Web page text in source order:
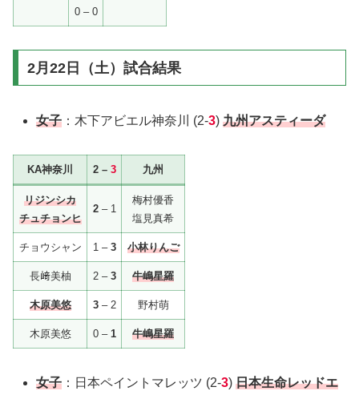
0 – 0
2月22日（土）試合結果
女子 ：木下アビエル神奈川 (2-3)九州アスティーダ
KA神奈川 2 – 3 九州
リジンシカ
チュチョンヒ
2– 1
梅村優香
塩見真希
チョウシャン 1 – 3 小林りんご
長﨑美柚 2 – 3 牛嶋星羅
木原美悠 3– 2 野村萌
木原美悠 0 – 1 牛嶋星羅
女子 ：日本ペイントマレッツ (2-3)日本生命レッドエ